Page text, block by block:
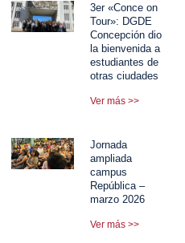
3er «Conce on
Tour»: DGDE
Concepción dio
la bienvenida a
estudiantes de
otras ciudades
Ver más >>
Jornada
ampliada
campus
República –
marzo 2026
Ver más >>